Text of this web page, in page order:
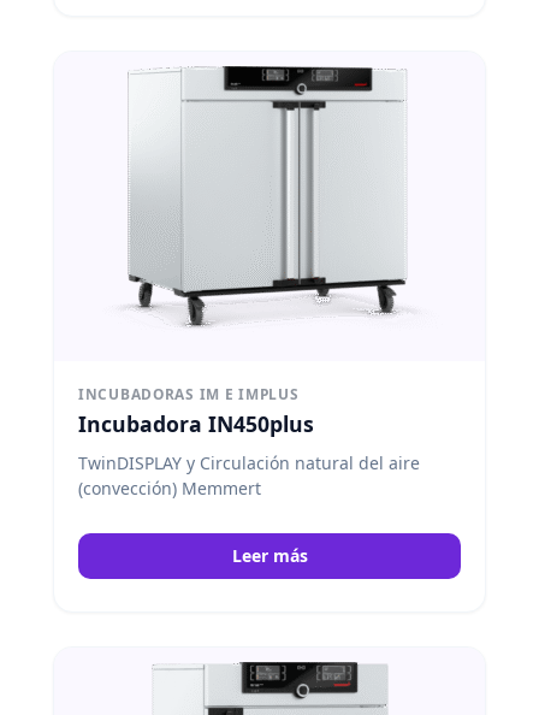
INCUBADORAS IM E IMPLUS
Incubadora IN450plus
TwinDISPLAY y Circulación natural del aire
(convección) Memmert
Leer más